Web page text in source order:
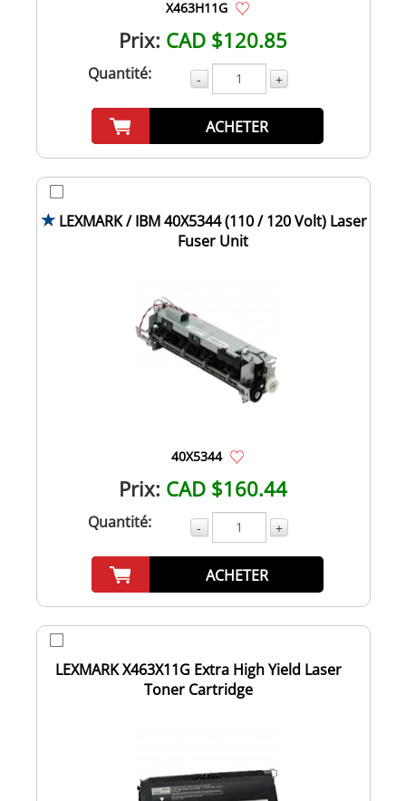
X463H11G
Prix: CAD $120.85
Quantité: - +
ACHETER
LEXMARK / IBM 40X5344 (110 / 120 Volt) Laser
Fuser Unit
40X5344
Prix: CAD $160.44
Quantité: - +
ACHETER
LEXMARK X463X11G Extra High Yield Laser
Toner Cartridge